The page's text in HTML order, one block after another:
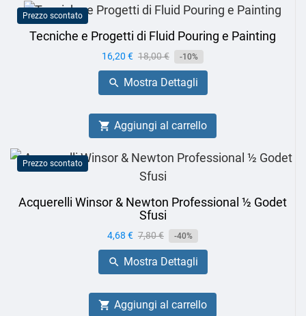
Prezzo scontato
Tecniche e Progetti di Fluid Pouring e Painting
Prezzo
16,20 € Prezzo
base
18,00 € -10%
 Mostra Dettagli
 Aggiungi al carrello
Prezzo scontato
Acquerelli Winsor & Newton Professional ½ Godet
Sfusi
Prezzo
4,68 € Prezzo
base
7,80 € -40%
 Mostra Dettagli
 Aggiungi al carrello